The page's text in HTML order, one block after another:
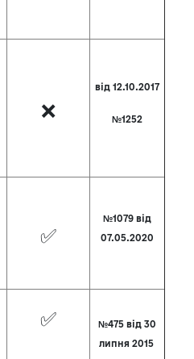
❌
від 12.10.2017
№1252
✅
№1079 від
07.05.2020
✅
№475 від 30
липня 2015